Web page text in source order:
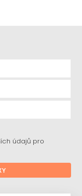
údajů pro